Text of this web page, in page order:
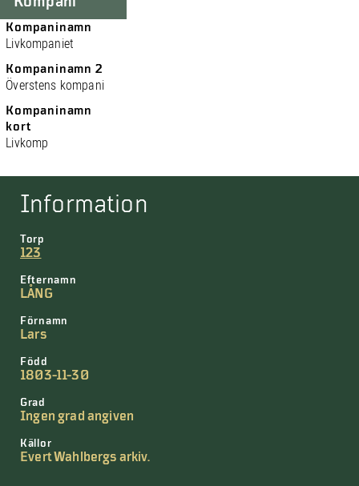
Kompaninamn
Livkompaniet
Kompaninamn 2
Överstens kompani
Kompaninamn
kort
Livkomp
Information
Torp
123
Efternamn
LÅNG
Förnamn
Lars
Född
1803-11-30
Grad
Ingen grad angiven
Källor
Evert Wahlbergs arkiv.